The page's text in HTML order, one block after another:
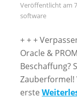
Veröffentlicht am
software
+ + +
Oracle &
Beschaffung?
Zauberformel!
erste